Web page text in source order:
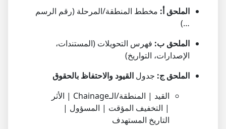
الملحق أ: مخطط المنطقة/المرحلة (رقم الرسم
…)
الملحق ب: فهرس التحويلات (المستندات،
الإصدارات، التواريخ)
الملحق ج: جدول القيود والاحتفاظ بالحقوق
القيد | المنطقة/الـChainage | الأثر
| التخفيف المؤقت | المسؤول |
التاريخ المستهدف